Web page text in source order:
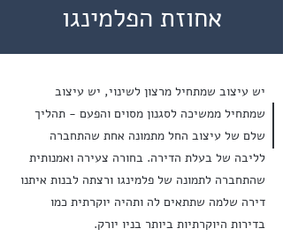
אחוזת הפלמינגו
יש עיצוב שמתחיל מרצון לשינוי, יש עיצוב
שמתחיל ממשיכה לסגנון מסוים והפעם - תהליך
שלם של עיצוב החל מתמונה אחת שהתחברה
לליבה של בעלת הדירה. בחורה צעירה ואמנותית
שהתחברה לתמונה של פלמינגו ורצתה לבנות איתנו
דירה שלמה שתתאים לה ותהיה יוקרתית כמו
בדירות היוקרתיות ביותר בניו יורק.